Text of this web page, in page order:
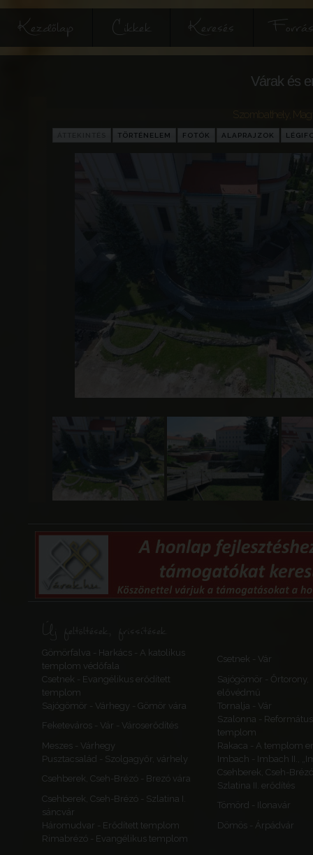
Kezdőlap Cikkek Keresés
Várak és
Szombathely
TÖRTÉNELEM FOTÓK ALAPRAJZOK
Új feltöltések, frissítések
Gömörfalva - Harkács - A katolikus
templom védőfala
Csetnek - Vár
Csetnek - Evangélikus erődített
templom
Sajógömör - Őrtorony,
elővédmű
Sajógömör - Várhegy - Gömör vára
Tornalja - Vár
Feketeváros - Vár - Városerődítés
Szalonna - Református
templom
Meszes - Várhegy
Rakaca - A templom
Pusztacsalád - Szolgagyőr, várhely
Imbach - Imbach II.,
Csehberek, Cseh-Brézó - Brezó vára
Csehberek, Cseh-
Szlatina II. erődítés
Csehberek, Cseh-Brézó - Szlatina I.
sáncvár
Tömörd - Ilonavár
Háromudvar - Erődített templom
Dömös - Árpádvár
Rimabrézó - Evangélikus templom